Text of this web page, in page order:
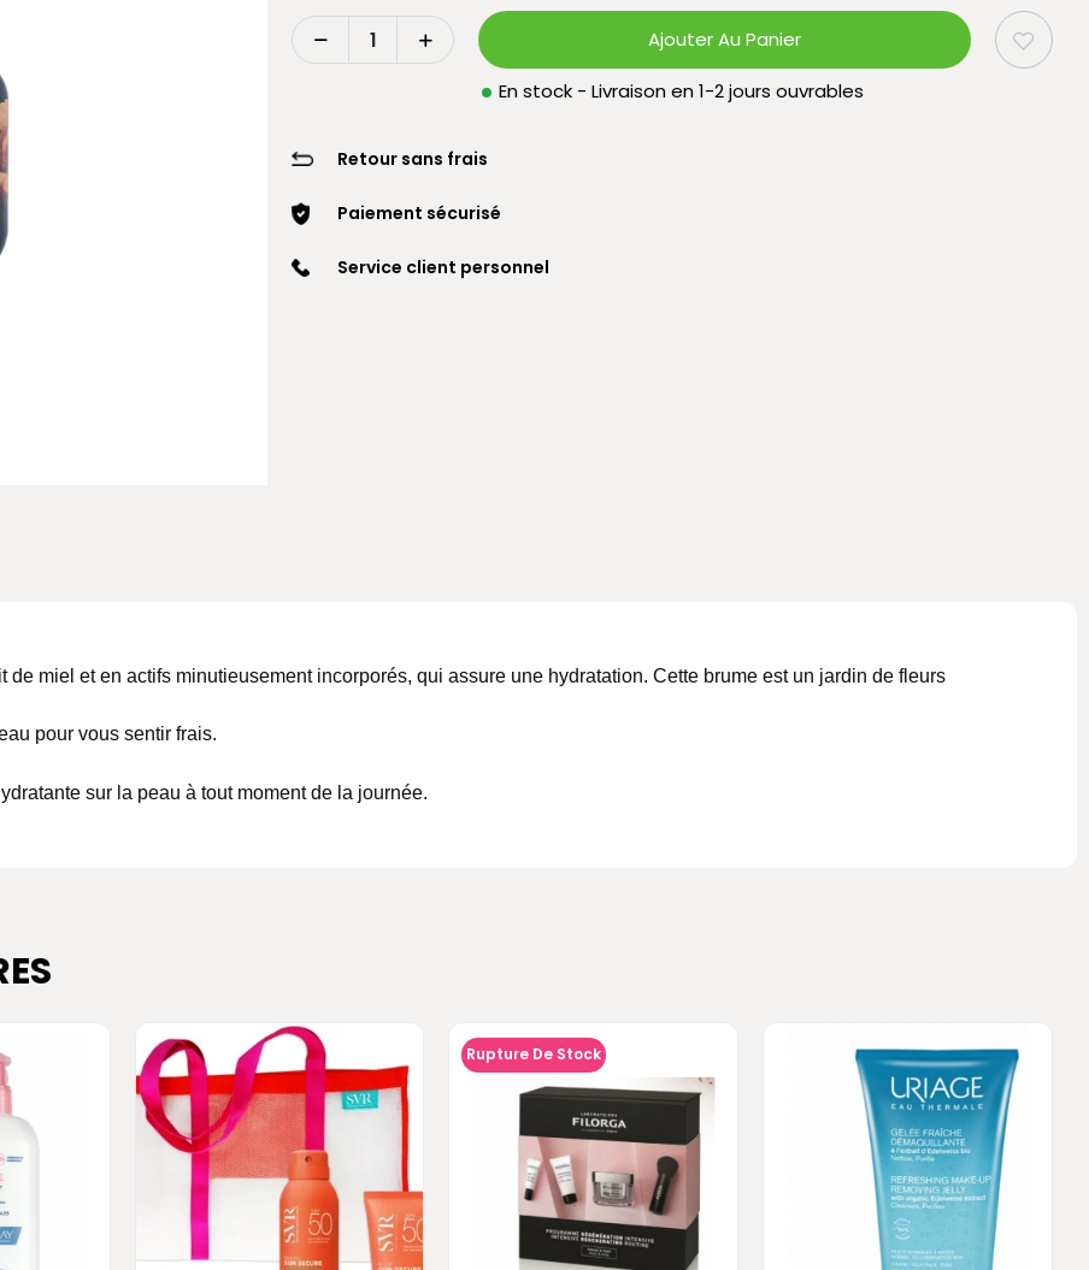
Ajouter Au Panier
En stock - Livraison en 1-2 jours ouvrables
Retour sans frais
Paiement sécurisé
Service client personnel
miel et en actifs minutieusement incorporés, qui assure une hydratation. Cette brume est un jardin de fleurs
pour vous sentir frais.
sur la peau à tout moment de la journée.
Rupture De Stock